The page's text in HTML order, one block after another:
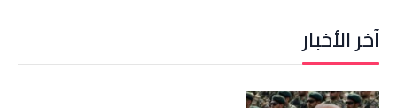
آخر الأخبار